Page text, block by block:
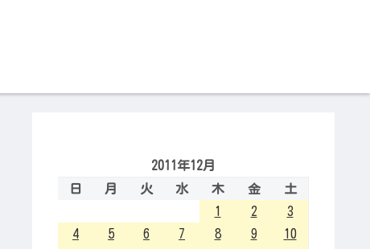
2011年12月
日
月 火 水 木 金
土
1
2
3
4
5 6 7 8 9
10